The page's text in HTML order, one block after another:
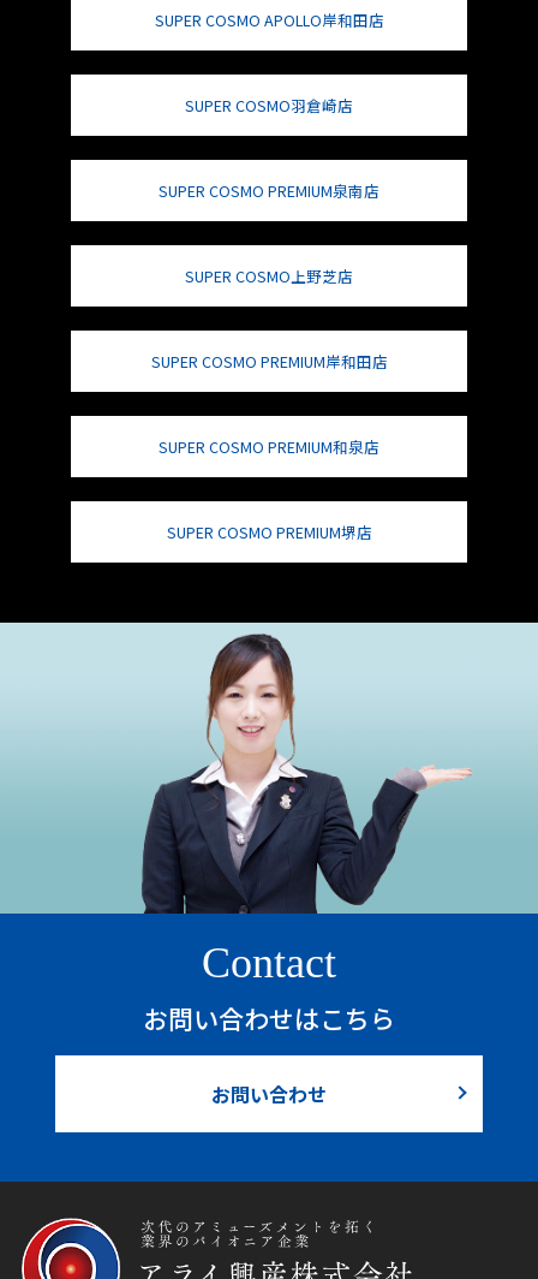
SUPER COSMO APOLLO岸和田店
SUPER COSMO羽倉崎店
SUPER COSMO PREMIUM泉南店
SUPER COSMO上野芝店
SUPER COSMO PREMIUM岸和田店
SUPER COSMO PREMIUM和泉店
SUPER COSMO PREMIUM堺店
Contact
お問い合わせはこちら
お問い合わせ